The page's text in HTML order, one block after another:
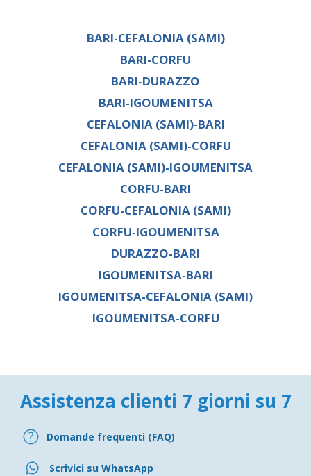
BARI-CEFALONIA (SAMI)
BARI-CORFU
BARI-DURAZZO
BARI-IGOUMENITSA
CEFALONIA (SAMI)-BARI
CEFALONIA (SAMI)-CORFU
CEFALONIA (SAMI)-IGOUMENITSA
CORFU-BARI
CORFU-CEFALONIA (SAMI)
CORFU-IGOUMENITSA
DURAZZO-BARI
IGOUMENITSA-BARI
IGOUMENITSA-CEFALONIA (SAMI)
IGOUMENITSA-CORFU
Assistenza clienti 7 giorni su 7
Domande frequenti (FAQ)
Scrivici su WhatsApp